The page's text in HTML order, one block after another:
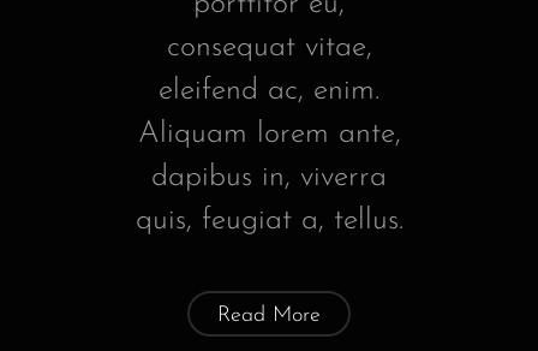
consequat vitae,
eleifend ac, enim.
Aliquam lorem ante,
dapibus in, viverra
quis, feugiat a, tellus.
Read More